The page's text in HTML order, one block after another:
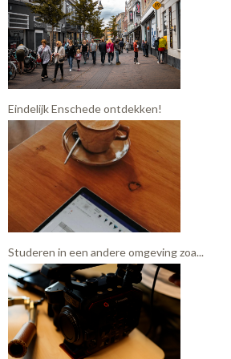
Eindelijk Enschede ontdekken!
Studeren in een andere omgeving zoa...